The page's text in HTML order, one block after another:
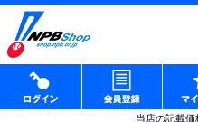
当店の記載価